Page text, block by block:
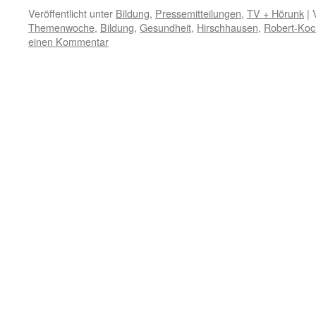
Veröffentlicht unter Bildung, Pressemitteilungen, TV + Hörunk |
Themenwoche, Bildung, Gesundheit, Hirschhausen, Robert-
einen Kommentar